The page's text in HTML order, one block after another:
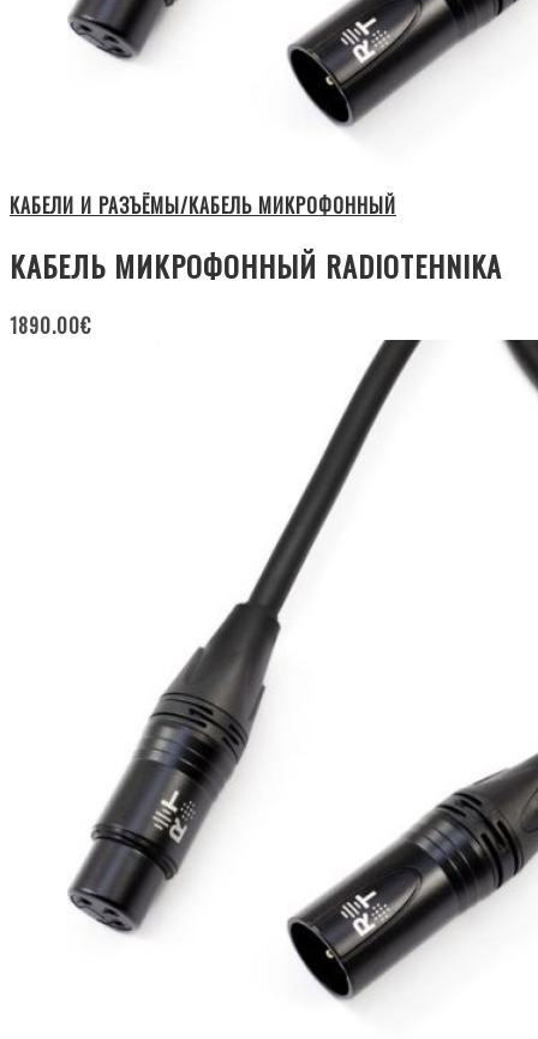
КАБЕЛИ И РАЗЪЁМЫ/КАБЕЛЬ МИКРОФОННЫЙ
КАБЕЛЬ МИКРОФОННЫЙ RADIOTEHNIKA
1890.00€